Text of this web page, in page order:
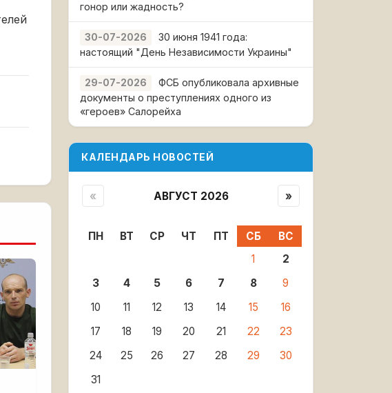
гонор или жадность?
30-07-2026
30 июня 1941 года:
настоящий "День Независимости Украины"
29-07-2026
ФСБ опубликовала архивные
документы о преступлениях одного из
«героев» Салорейха
КАЛЕНДАРЬ НОВОСТЕЙ
« АВГУСТ 2026 »
ПН ВТ СР ЧТ ПТ СБ
ВС
1
2
3
4 5 6 7 8
9
10
11 12 13 14 15
16
17
18 19 20 21 22
23
24
25 26 27 28 29
30
31